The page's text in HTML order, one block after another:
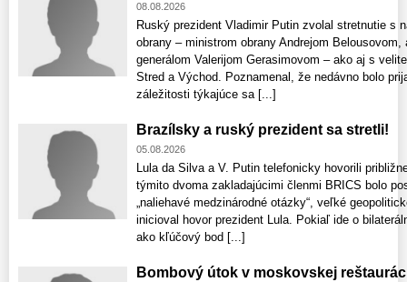
08.08.2026
Ruský prezident Vladimir Putin zvolal stretnutie s
obrany – ministrom obrany Andrejom
generálom Valerijom Gerasimovom – ako aj s
Stred a Východ. Poznamenal, že nedávno bolo
záležitosti týkajúce sa [...]
Brazílsky a ruský prezident sa stretli!
05.08.2026
Lula da Silva a V. Putin telefonicky hovorili
týmito dvoma zakladajúcimi členmi BRICS bolo
„naliehavé medzinárodné otázky“, veľké
inicioval hovor prezident Lula. Pokiaľ ide o
ako kľúčový bod [...]
Bombový útok v moskovskej